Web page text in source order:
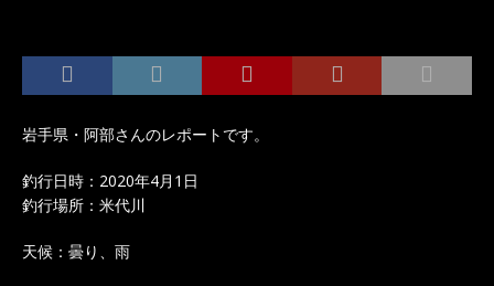
岩手県・阿部さんのレポートです。
釣行日時：2020年4月1日
釣行場所：米代川
天候：曇り、雨